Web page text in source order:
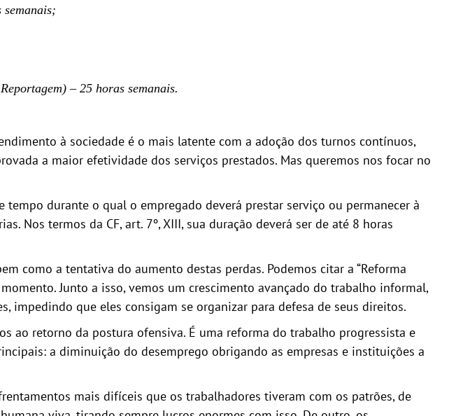
– 25 horas semanais.
à sociedade é o mais latente com a adoção dos turnos contínuos,
a maior efetividade dos serviços prestados. Mas queremos nos focar no
durante o qual o empregado deverá prestar serviço ou permanecer à
Nos termos da CF, art. 7º, XIII, sua duração deverá ser de até 8 horas
como a tentativa do aumento destas perdas. Podemos citar a “Reforma
Junto a isso, vemos um crescimento avançado do trabalho informal,
impedindo que eles consigam se organizar para defesa de seus direitos.
ao retorno da postura ofensiva. É uma reforma do trabalho progressista e
a diminuição do desemprego obrigando as empresas e instituições a
mais difíceis que os trabalhadores tiveram com os patrões, de